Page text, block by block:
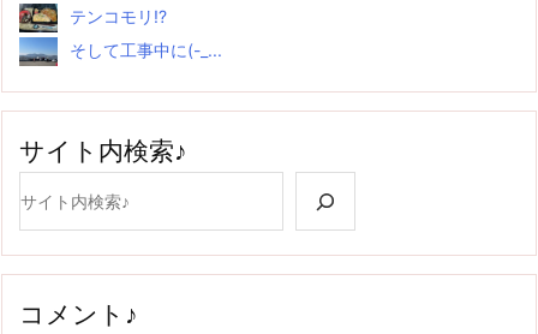
テンコモリ!?
そして工事中に(-_...
サイト内検索♪
コメント♪